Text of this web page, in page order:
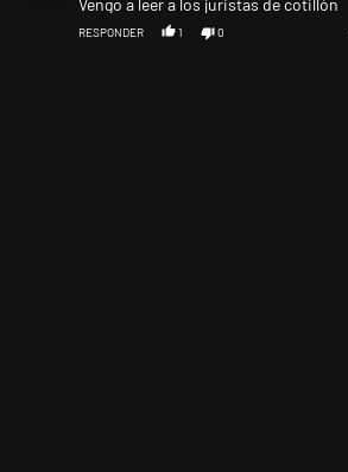
Vengo a leer a los juristas de cotillón
RESPONDER 1 0